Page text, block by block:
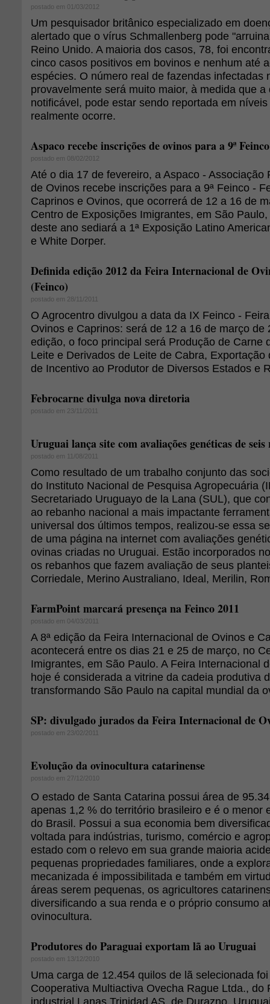
postado em 01/03/2012
Um pesquisador britânico especializado em
alertado que o vírus Schmallenberg pode
Reino Unido. A maioria dos casos, 78, foi
cinco casos positivos em bovinos e nenhum até
espécies. O número real de fazendas infectadas
provavelmente será muito maior, à medida que
notificável, pode estar sendo reportada em
realmente ocorre.
Aspaco recebe inscrições de ovinos para a 9ª Feinco
postado em 08/02/2012
Até o dia 17 de fevereiro, a Aspaco - Associação
de Ovinos recebe inscrições para a 9ª Feinco -
Caprinos e Ovinos, que ocorrerá de 12 a 16 de
Centro de Exposições Imigrantes, em São
deste ano sediará a 1ª Exposição Latino
e White Dorper.
Definida edição 2012 da Feira Internacional de
(Feinco)
postado em 28/11/2011
O Agrocentro divulgou a data da IX Feinco -
Ovinos e Caprinos: será de 12 a 16 de março de
edição, o foco principal será Produção de Carne
Leite e Derivados de Leite de Cabra, Exportação
de Incentivo ao Produtor de Diversos Estados e
Febrocarne divulga nova diretoria
postado em 23/11/2011
Uruguai lança site com avaliações genéticas de seis
postado em 11/08/2011
Como resultado de um trabalho conjunto das
do Instituto Nacional de Pesquisa Agropecuária
Secretariado Uruguayo de la Lana (SUL), que
ao rebanho nacional a mais impactante
universal dos últimos tempos, realizou-se essa
de uma página na internet com avaliações
ovinas criadas no Uruguai. Estão incorporados
os rebanhos que fazem avaliação de seus
Corriedale, Merino Australiano, Ideal, Merilin,
FarmPoint marcará presença na Feinco 2011
postado em 04/03/2011
A 8ª edição da Feira Internacional de Ovinos e
acontecerá entre os dias 21 e 25 de março, no
Imigrantes, em São Paulo. A Feira Internacional
hoje é considerada a vitrine da cadeia produtiva
transformando São Paulo na capital mundial da
SP: divulgado jurados da Feira Internacional de
postado em 23/02/2011
Evolução da ovinocultura catarinense
postado em 27/12/2010
O estado de Santa Catarina possui área de
apenas 1,2 % do território brasileiro e é o menor
do Brasil. Possui a sua economia bem
voltada para indústrias, turismo, comércio e
estado com o relevo em sua grande maioria
pequenas propriedades familiares, onde a
mecanizada é impossibilitada e também em
áreas serem pequenas, os agricultores
diversificando a sua renda e o próprio consumo
ovinocultura.
Produtores do Paraguai exportam lã ao Uruguai
postado em 13/12/2010
Uma carga de 12.454 quilos de lã selecionada
Cooperativa Multiactiva Ovecha Rague Ltda., do
industrial Lanas Trinidad AS, de Durazno,